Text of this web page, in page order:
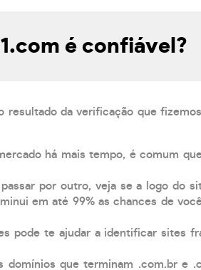
é confiável?
da verificação que
há mais tempo, é comum
por outro, veja se a logo do
em até 99% as chances de
pode te ajudar a identificar sites
domínios que terminam .com.br e